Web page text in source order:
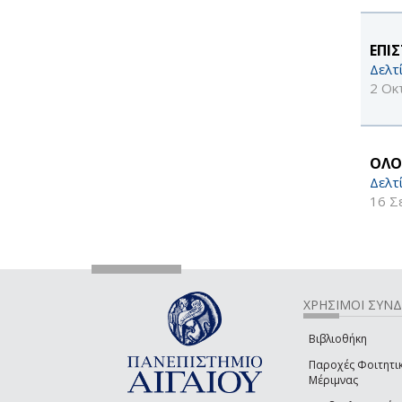
2
16
ΧΡΗΣΙΜΟΙ
Βιβλιοθήκη
Παροχές
Μέριμνας